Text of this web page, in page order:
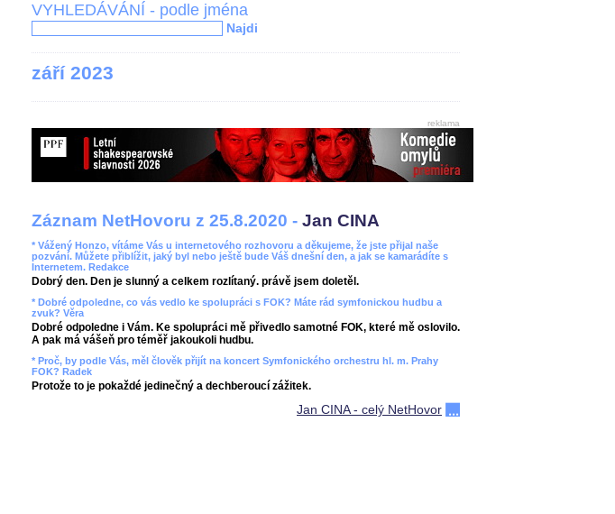
VYHLEDÁVÁNÍ - podle jména
Najdi
září 2023
reklama
Záznam NetHovoru z 25.8.2020 - Jan CINA
* Vážený Honzo, vítáme Vás u internetového rozhovoru a děkujeme, že jste přijal naše
pozvání. Můžete přiblížit, jaký byl nebo ještě bude Váš dnešní den, a jak se kamarádíte s
Internetem. Redakce
Dobrý den. Den je slunný a celkem rozlítaný. právě jsem doletěl.
* Dobré odpoledne, co vás vedlo ke spolupráci s FOK? Máte rád symfonickou hudbu a
zvuk? Věra
Dobré odpoledne i Vám. Ke spolupráci mě přivedlo samotné FOK, které mě oslovilo.
A pak má vášeň pro téměř jakoukoli hudbu.
* Proč, by podle Vás, měl člověk přijít na koncert Symfonického orchestru hl. m. Prahy
FOK? Radek
Protože to je pokaždé jedinečný a dechberoucí zážitek.
Jan CINA - celý NetHovor